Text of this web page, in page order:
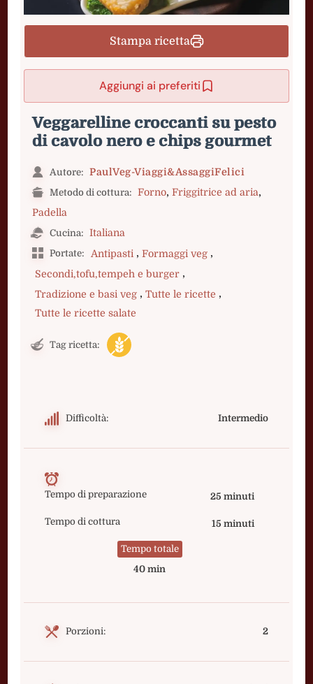
Stampa ricetta
Aggiungi ai preferiti
Veggarelline croccanti su pesto
di cavolo nero e chips gourmet
Autore: PaulVeg-Viaggi&AssaggiFelici
Metodo di cottura: Forno, Friggitrice ad aria,
Padella
Cucina: Italiana
Portate: Antipasti , Formaggi veg ,
Secondi,tofu,tempeh e burger ,
Tradizione e basi veg , Tutte le ricette ,
Tutte le ricette salate
Tag ricetta:
Difficoltà: Intermedio
Tempo di preparazione 25 minuti
Tempo di cottura 15 minuti
Tempo totale
40 min
Porzioni: 2